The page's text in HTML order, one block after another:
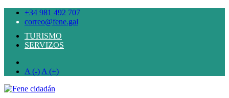
+34 981 492 707
correo@fene.gal
TURISMO
SERVIZOS
A (-) A (+)